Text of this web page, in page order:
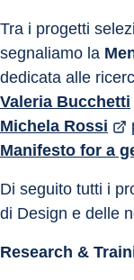
Tra i progetti
segnaliamo la
dedicata alle
Valeria Bucchetti
Michela Rossi
Manifesto for a
Di seguito tutti i
di Design e delle
Research &